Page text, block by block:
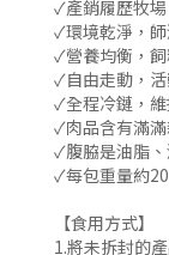
✓產銷履歷牧
✓環境乾淨，師
✓營養均衡，飼
✓自由走動，
✓全程冷鏈，維
✓肉品含有滿
✓腹脇是油脂
✓每包重量約
【食用方式】
1.將未拆封的